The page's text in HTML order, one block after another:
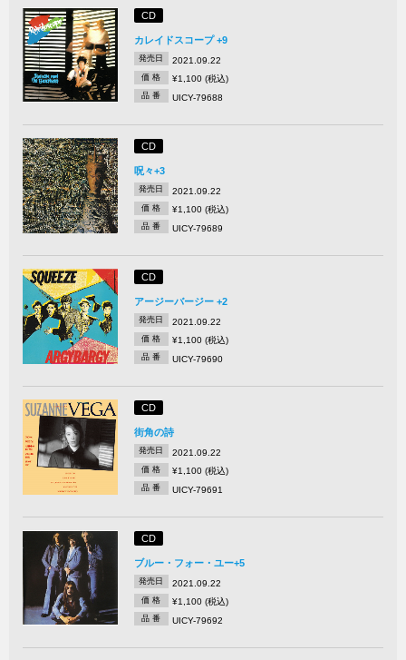
CD
カレイドスコープ +9
発売日 2021.09.22
価 格 ¥1,100 (税込)
品 番 UICY-79688
CD
呪々+3
発売日 2021.09.22
価 格 ¥1,100 (税込)
品 番 UICY-79689
CD
アージーバージー +2
発売日 2021.09.22
価 格 ¥1,100 (税込)
品 番 UICY-79690
CD
街角の詩
発売日 2021.09.22
価 格 ¥1,100 (税込)
品 番 UICY-79691
CD
ブルー・フォー・ユー+5
発売日 2021.09.22
価 格 ¥1,100 (税込)
品 番 UICY-79692